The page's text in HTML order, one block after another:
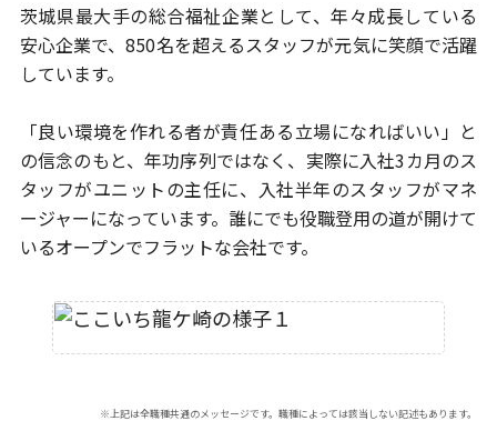
茨城県最大手の総合福祉企業として、年々成長している
安心企業で、850名を超えるスタッフが元気に笑顔で活躍
しています。
「良い環境を作れる者が責任ある立場になればいい」と
の信念のもと、年功序列ではなく、実際に入社3カ月のス
タッフがユニットの主任に、
入社半年のスタッフがマネ
ージャーになっています。 誰にでも役職登用の道が開けて
いるオープンでフラットな会社です。
※上記は全職種共通のメッセージです。職種によっては該当しない記述もあります。